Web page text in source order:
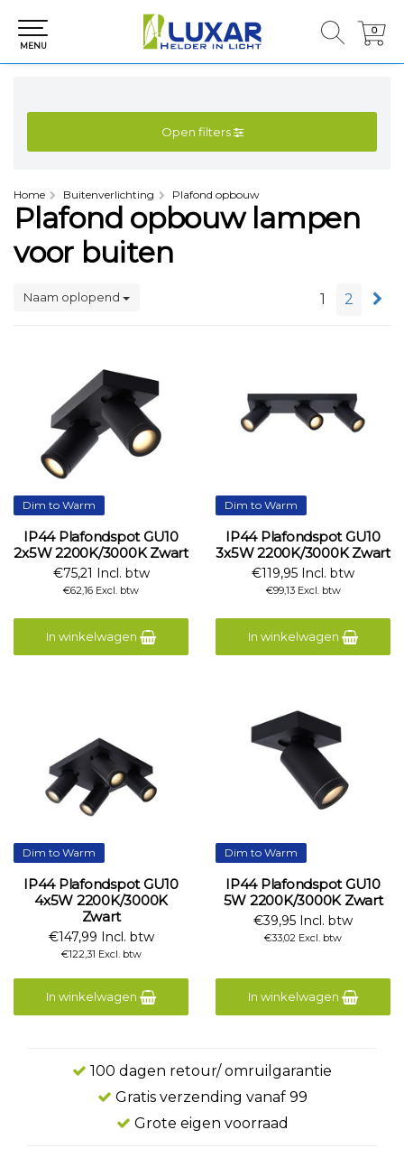
0
0
MENU
Open filters
Home Buitenverlichting Plafond opbouw
Plafond opbouw lampen
voor buiten
Naam oplopend 1 2
Dim to Warm
IP44 Plafondspot GU10
2x5W 2200K/3000K Zwart
€75,21 Incl. btw
€62,16 Excl. btw
In winkelwagen
Dim to Warm
IP44 Plafondspot GU10
3x5W 2200K/3000K Zwart
€119,95 Incl. btw
€99,13 Excl. btw
In winkelwagen
Dim to Warm
IP44 Plafondspot GU10
4x5W 2200K/3000K
Zwart
€147,99 Incl. btw
€122,31 Excl. btw
In winkelwagen
Dim to Warm
IP44 Plafondspot GU10
5W 2200K/3000K Zwart
€39,95 Incl. btw
€33,02 Excl. btw
In winkelwagen
100 dagen retour/ omruilgarantie
Gratis verzending vanaf 99
Grote eigen voorraad